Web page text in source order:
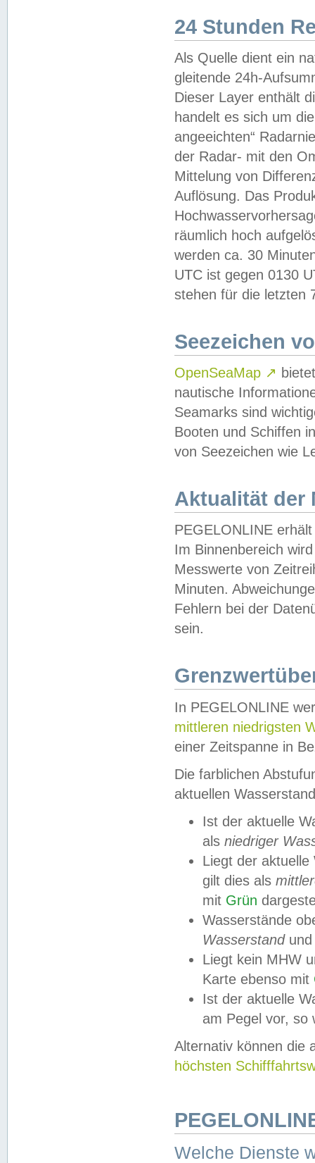
24 Stunden
Als Quelle dient ein
gleitende 24h-
Dieser Layer enthält
handelt es sich um
angeeichten“
der Radar- mit den
Mittelung von
Auflösung. Das
räumlich hoch
werden ca. 30
UTC ist gegen 0130
stehen für die letzten
Seezeichen
OpenSeaMap ↗
nautische
Seamarks sind
Booten und Schiffen
von Seezeichen wie
Aktualität der
PEGELONLINE
Im Binnenbereich
Messwerte von
Minuten.
Fehlern bei der
sein.
In PEGELONLINE
mittleren niedrigsten
einer Zeitspanne in
Die farblichen
aktuellen
Ist der aktuelle
als niedriger
Liegt der
gilt dies als
mit Grün
Wasserstände
Wasserstandund
Liegt kein MHW
Karte ebenso mit
Ist der aktuelle
am Pegel vor,
Alternativ können die
höchsten
Welche Dienste